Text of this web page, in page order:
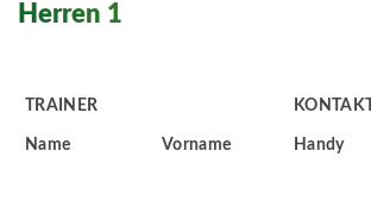
Herren 1
TRAINER
Name Vorname Handy